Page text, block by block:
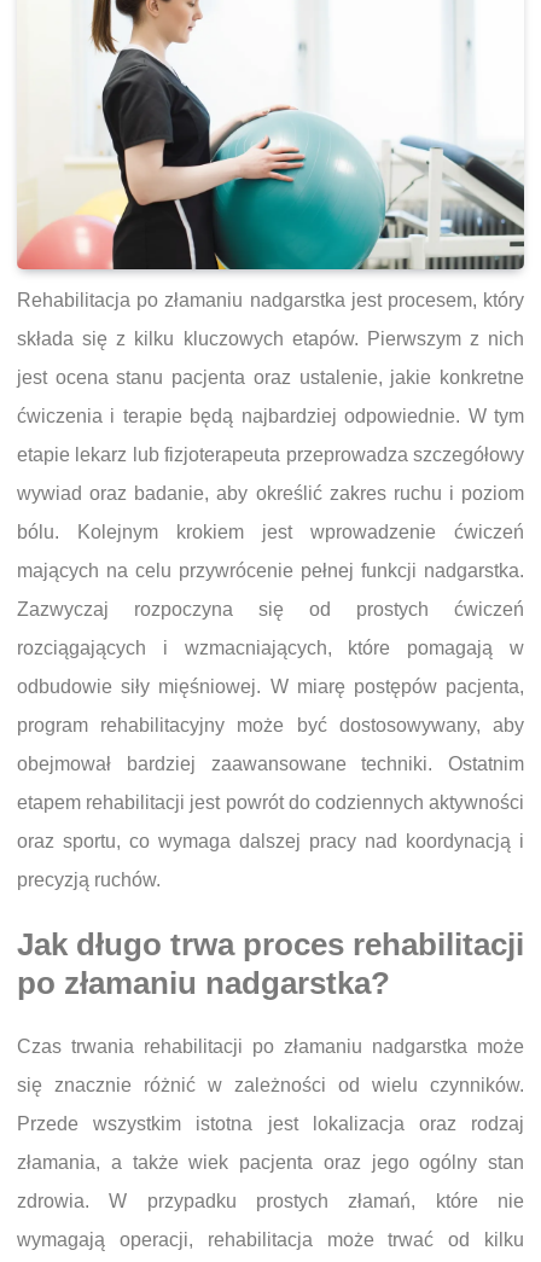
Rehabilitacja po złamaniu nadgarstka jest procesem, który
składa się z kilku kluczowych etapów. Pierwszym z nich
jest ocena stanu pacjenta oraz ustalenie, jakie konkretne
ćwiczenia i terapie będą najbardziej odpowiednie. W tym
etapie lekarz lub fizjoterapeuta przeprowadza szczegółowy
wywiad oraz badanie, aby określić zakres ruchu i poziom
bólu. Kolejnym krokiem jest wprowadzenie ćwiczeń
mających na celu przywrócenie pełnej funkcji nadgarstka.
Zazwyczaj rozpoczyna się od prostych ćwiczeń
rozciągających i wzmacniających, które pomagają w
odbudowie siły mięśniowej. W miarę postępów pacjenta,
program rehabilitacyjny może być dostosowywany, aby
obejmował bardziej zaawansowane techniki. Ostatnim
etapem rehabilitacji jest powrót do codziennych aktywności
oraz sportu, co wymaga dalszej pracy nad koordynacją i
precyzją ruchów.
Jak długo trwa proces rehabilitacji
po złamaniu nadgarstka?
Czas trwania rehabilitacji po złamaniu nadgarstka może
się znacznie różnić w zależności od wielu czynników.
Przede wszystkim istotna jest lokalizacja oraz rodzaj
złamania, a także wiek pacjenta oraz jego ogólny stan
zdrowia. W przypadku prostych złamań, które nie
wymagają operacji, rehabilitacja może trwać od kilku